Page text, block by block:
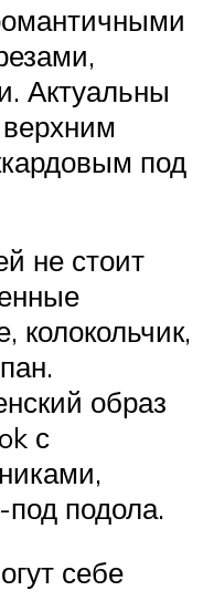
Актуальны
под
не стоит
колокольчик,
образ
с
подола.
себе